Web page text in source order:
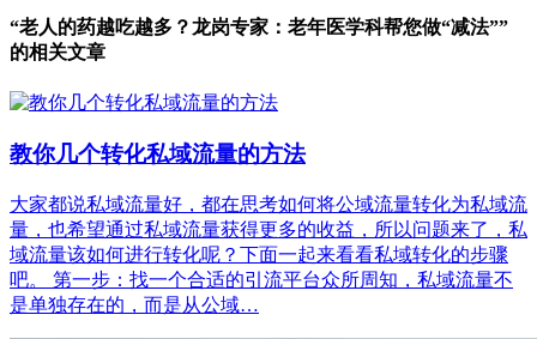
“老人的药越吃越多？龙岗专家：老年医学科帮您做“减法””
的相关文章
教你几个转化私域流量的方法
大家都说私域流量好，都在思考如何将公域流量转化为私域流
量，也希望通过私域流量获得更多的收益，所以问题来了，私
域流量该如何进行转化呢？下面一起来看看私域转化的步骤
吧。 第一步：找一个合适的引流平台众所周知，私域流量不
是单独存在的，而是从公域…